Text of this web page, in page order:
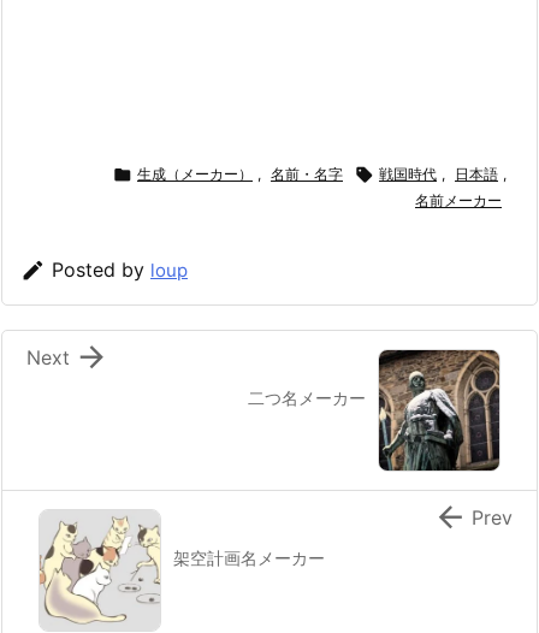
 生成（メーカー） , 名前・名字  戦国時代 , 日本語 ,
名前メーカー
 Posted by loup
二つ名メーカー

Next
架空計画名メーカー
 Prev